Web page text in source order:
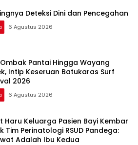
Deteksi Dini dan Pencegahan
6 Agustus 2026
Pantai Hingga Wayang
Intip Keseruan Batukaras Surf
2026
6 Agustus 2026
Haru Keluarga Pasien Bayi Kembar
Tim Perinatologi RSUD Pandega:
Adalah Ibu Kedua